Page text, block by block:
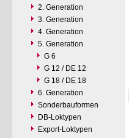
2. Generation
3. Generation
4. Generation
5. Generation
G 6
G 12 / DE 12
G 18 / DE 18
6. Generation
Sonderbauformen
DB-Loktypen
Export-Loktypen